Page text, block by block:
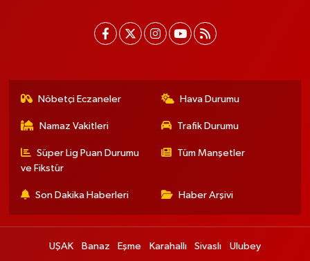
Nöbetçi Eczaneler Hava Durumu
Namaz Vakitleri Trafik Durumu
Süper Lig Puan Durumu
ve Fikstür
Tüm Manşetler
Son Dakika Haberleri Haber Arşivi
UŞAK Banaz Eşme Karahallı Sivaslı Ulubey